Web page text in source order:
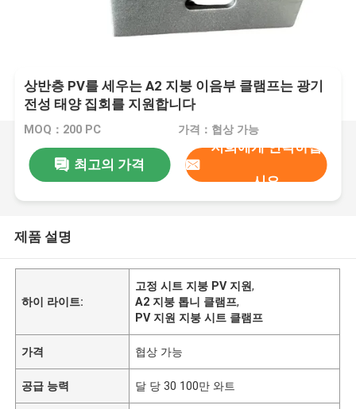
상반층 PV를 세우는 A2 지붕 이음부 클램프는 광기
전성 태양 집회를 지원합니다
MOQ：200 PC 가격：협상 가능
최고의 가격
저희에게 연락하십
시오
제품 설명
하이 라이트:
고정 시트 지붕 PV 지원,
A2 지붕 톱니 클램프,
PV 지원 지붕 시트 클램프
가격 협상 가능
공급 능력 달 당 30 100만 와트